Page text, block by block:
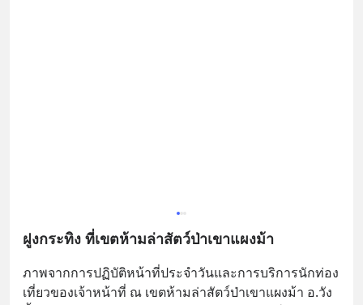
ฝูงกระทิง ที่เขตห้ามล่าสัตว์ป่าเขาแผงม้า
ภาพจากการปฏิบัติหน้าที่ประจำวันและการบริการนักท่อง
เที่ยวของเจ้าหน้าที่ ณ เขตห้ามล่าสัตว์ป่าเขาแผงม้า อ.วัง